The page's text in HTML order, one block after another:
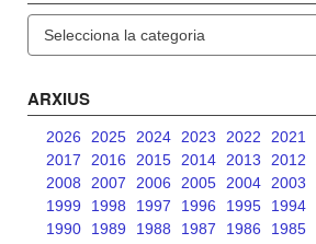
ARXIUS
2026 2025 2024 2023 2022 2021
2017
2016 2015 2014 2013 2012
2008
2007 2006 2005 2004 2003
1999
1998 1997 1996 1995 1994
1990
1989 1988 1987 1986 1985